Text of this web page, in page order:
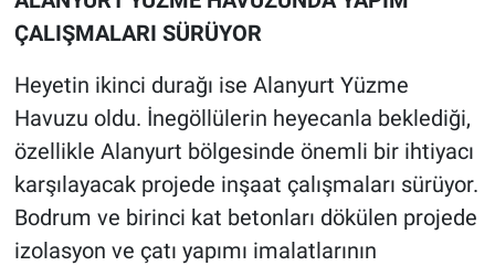
ÇALIŞMALARI SÜRÜYOR
Heyetin ikinci durağı ise Alanyurt Yüzme
Havuzu oldu. İnegöllülerin heyecanla beklediği,
özellikle Alanyurt bölgesinde önemli bir ihtiyacı
karşılayacak projede inşaat çalışmaları sürüyor.
Bodrum ve birinci kat betonları dökülen projede
izolasyon ve çatı yapımı imalatlarının